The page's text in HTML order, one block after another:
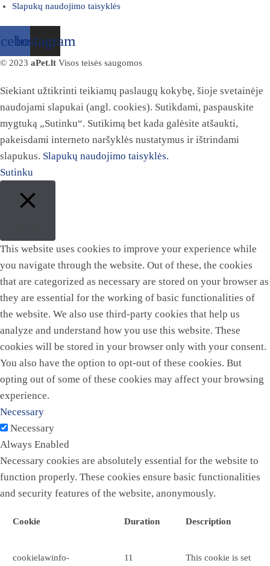
Slapukų naudojimo taisyklės
Instagram
© 2023 aPet.lt Visos teisės saugomos
Siekiant užtikrinti teikiamų paslaugų kokybę, šioje svetainėje
naudojami slapukai (angl. cookies). Sutikdami, paspauskite
mygtuką „Sutinku“. Sutikimą bet kada galėsite atšaukti,
pakeisdami interneto naršyklės nustatymus ir ištrindami
slapukus. Slapukų naudojimo taisyklės.
Sutinku
This website uses cookies to improve your experience while
you navigate through the website. Out of these, the cookies
that are categorized as necessary are stored on your browser as
they are essential for the working of basic functionalities of
the website. We also use third-party cookies that help us
analyze and understand how you use this website. These
cookies will be stored in your browser only with your consent.
You also have the option to opt-out of these cookies. But
opting out of some of these cookies may affect your browsing
experience.
Necessary
Necessary
Always Enabled
Necessary cookies are absolutely essential for the website to
function properly. These cookies ensure basic functionalities
and security features of the website, anonymously.
Cookie Duration Description
cookielawinfo-
11
This cookie is set